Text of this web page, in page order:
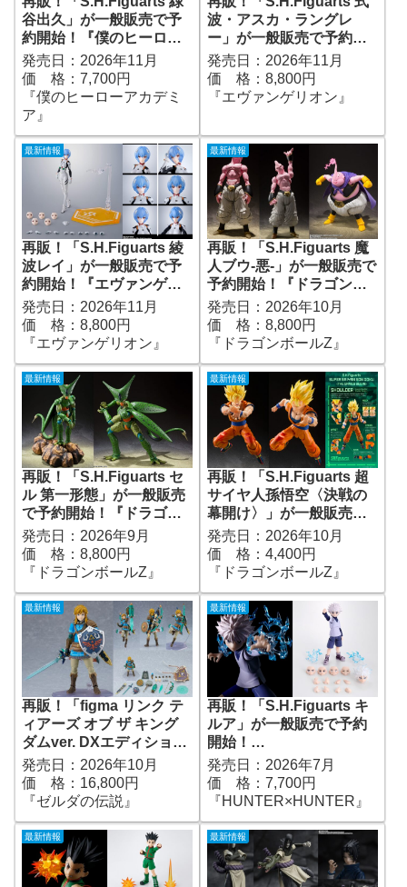
谷出久」が一般販売で予
約開始！『僕のヒーロー
アカデミア』｜定価7,700
円｜発売日2026年11月予
定
発売日：2026年11月
価 格：7,700円
『僕のヒーローアカデミ
ア』
波・アスカ・ラングレ
ー」が一般販売で予約開
始！『エヴァンゲリオ
ン』｜定価8,800円｜発売
日2026年11月予定
発売日：2026年11月
価 格：8,800円
『エヴァンゲリオン』
最新情報
再販！「S.H.Figuarts 綾
波レイ」が一般販売で予
約開始！『エヴァンゲリ
オン』｜定価8,800円｜発
売日2026年11月予定
発売日：2026年11月
価 格：8,800円
『エヴァンゲリオン』
最新情報
再販！「S.H.Figuarts 魔
人ブウ-悪-」が一般販売で
予約開始！『ドラゴンボ
ールZ』｜定価8,800円｜
発売日2026年10月予定
発売日：2026年10月
価 格：8,800円
『ドラゴンボールZ』
最新情報
再販！「S.H.Figuarts セ
ル 第一形態」が一般販売
で予約開始！『ドラゴン
ボールZ』｜定価8,800円
｜発売日2026年9月予定
発売日：2026年9月
価 格：8,800円
『ドラゴンボールZ』
最新情報
再販！「S.H.Figuarts 超
サイヤ人孫悟空〈決戦の
幕開け〉」が一般販売で
予約開始！『ドラゴンボ
ールZ』｜定価4,400円｜
発売日2026年10月予定
発売日：2026年10月
価 格：4,400円
『ドラゴンボールZ』
最新情報
再販！「figma リンク テ
ィアーズ オブ ザ キング
ダムver. DXエディショ
ン」が販路限定販売で予
約開始！『ゼルダの伝説
ティアーズ オブ ザ キン
｜発売日2026年10月予定
発売日：2026年10月
価 格：16,800円
『ゼルダの伝説』
最新情報
再販！「S.H.Figuarts キ
ルア」が一般販売で予約
開始！
『HUNTER×HUNTER』
｜定価7,700円｜発売日
2026年7月予定
発売日：2026年7月
価 格：7,700円
『HUNTER×HUNTER』
最新情報 最新情報